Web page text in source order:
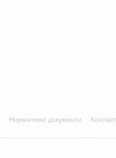
Нормативні документи